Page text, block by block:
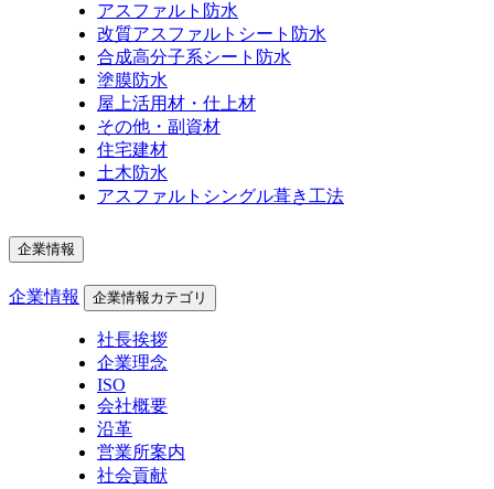
アスファルト防水
改質アスファルトシート防水
合成高分子系シート防水
塗膜防水
屋上活用材・仕上材
その他・副資材
住宅建材
土木防水
アスファルトシングル葺き工法
企業情報
企業情報 企業情報カテゴリ
社長挨拶
企業理念
ISO
会社概要
沿革
営業所案内
社会貢献